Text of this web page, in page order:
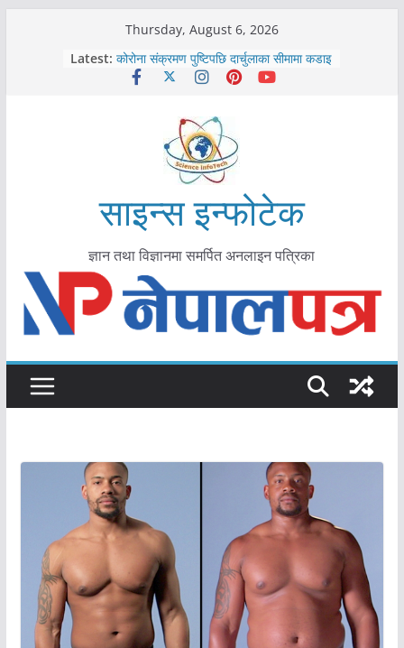
Thursday, August 6, 2026
Latest: आकर्षण बढ्दै
कोरोना संक्रमण पुष्टिपछि दार्चुलाका सीमामा कडाइ
मकवानपुरमा खोरेत रोग विरुद्धको खोप लगाउन
आयुर्वेद चिकित्सा प्रणालीको भूमिका महत्वपूर्ण छ :
साइन्स इन्फोटेक
ज्ञान तथा विज्ञानमा समर्पित अनलाइन पत्रिका